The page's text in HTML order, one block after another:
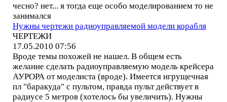
чесно? нет... я тогда еще особо моделированием то не
занимался
Нужны чертежи радиоуправляемой модели корабля
ЧЕРТЕЖИ
17.05.2010 07:56
Вроде темы похожей не нашел. В общем есть
желание сделать радиоуправляемую модель крейсера
АУРОРА от моделиста (вроде). Имеется игрущечная
пл "баракуда" с пультом, правда пульт действует в
радиусе 5 метров (хотелось бы увеличить). Нужны